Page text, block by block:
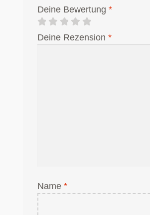
Deine Bewertung *
Deine Rezension *
Name *